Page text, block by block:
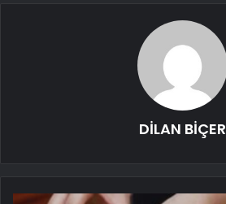
DİLAN BİÇER